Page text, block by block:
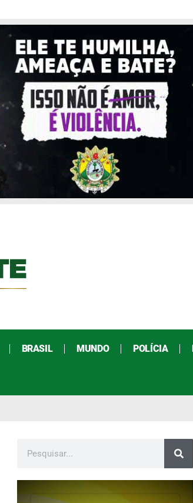
BRASIL MUNDO POLÍCIA